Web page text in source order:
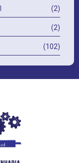
(2)
(2)
(102)